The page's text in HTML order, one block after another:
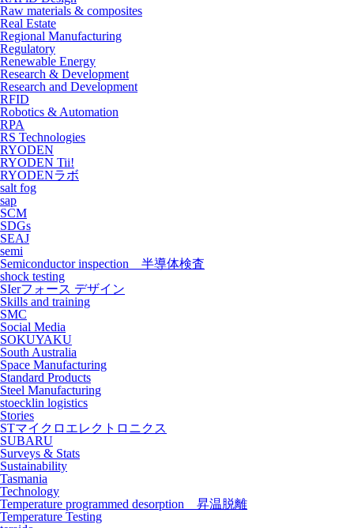
Raw materials & composites
Real Estate
Regional Manufacturing
Regulatory
Renewable Energy
Research & Development
Research and Development
RFID
Robotics & Automation
RPA
RS Technologies
RYODEN
RYODEN Tii!
RYODENラボ
salt fog
sap
SCM
SDGs
SEAJ
semi
Semiconductor inspection 半導体検査
shock testing
SIerフォース デザイン
Skills and training
SMC
Social Media
SOKUYAKU
South Australia
Space Manufacturing
Standard Products
Steel Manufacturing
stoecklin logistics
Stories
STマイクロエレクトロニクス
SUBARU
Surveys & Stats
Sustainability
Tasmania
Technology
Temperature programmed desorption 昇温脱離
Temperature Testing